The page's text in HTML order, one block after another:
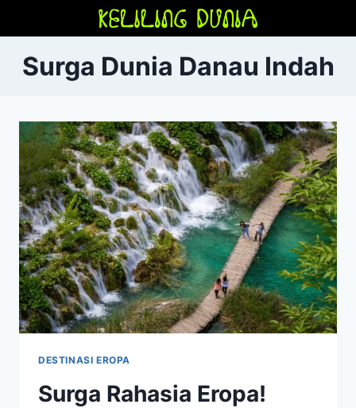
contentSurga Dunia Danau Indah
DESTINASI EROPA
Surga Rahasia Eropa!